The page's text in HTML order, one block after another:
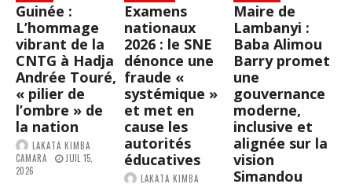
Guinée :
L’hommage
vibrant de la
CNTG à Hadja
Andrée Touré,
« pilier de
l’ombre » de
la nation
LAKATA KIMBA
CAMARA
JUIL 15,
2026
Examens
nationaux
2026 : le SNE
dénonce une
fraude «
systémique »
et met en
cause les
autorités
éducatives
LAKATA KIMBA
Maire de
Lambanyi :
Baba Alimou
Barry promet
une
gouvernance
moderne,
inclusive et
alignée sur la
vision
Simandou